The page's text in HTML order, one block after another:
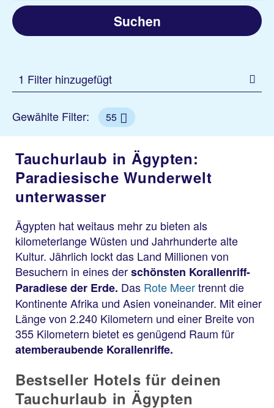
Suchen
1 Filter hinzugefügt
Gewählte Filter: 55
Tauchurlaub in Ägypten:
Paradiesische Wunderwelt
unterwasser
Ägypten hat weitaus mehr zu bieten als
kilometerlange Wüsten und Jahrhunderte alte
Kultur. Jährlich lockt das Land Millionen von
Besuchern in eines derschönsten Korallenriff-
Paradiese der Erde. Das Rote Meertrennt die
Kontinente Afrika und Asien voneinander. Mit einer
Länge von 2.240 Kilometern und einer Breite von
355 Kilometern bietet es genügend Raum für
atemberaubende Korallenriffe.
Bestseller Hotels für deinen
Tauchurlaub in Ägypten